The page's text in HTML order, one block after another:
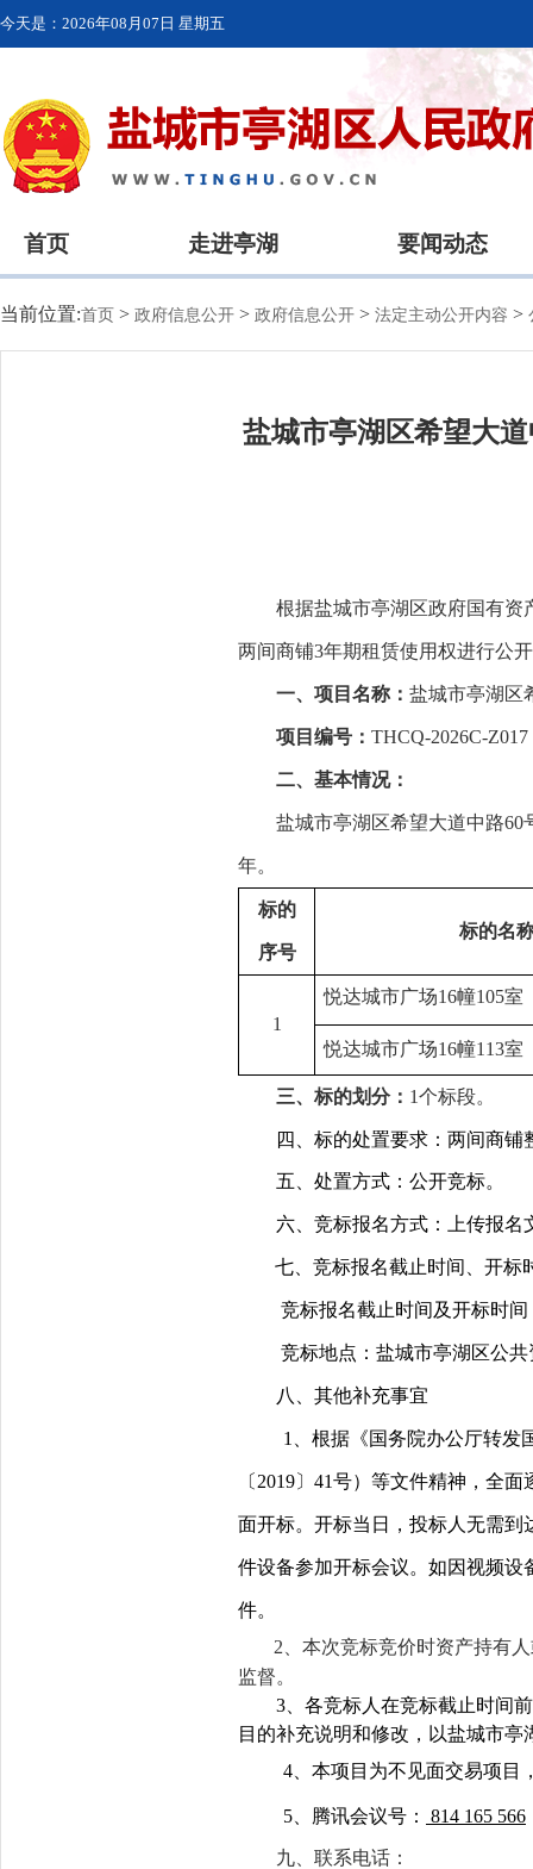
今天是： 2026年08月07日 星期五
首页 走进亭湖 要闻动态
当前位置:首页 > 政府信息公开 > 政府信息公开 > 法定主动公开内容 >
盐城市亭湖区希望大
根据盐城市亭湖区政府国有资
两间商铺3年期租赁使用权进行公
一、项目名称： 盐城市亭湖区
项目编号： THCQ-2026C-Z017
二、基本情况：
盐城市亭湖区希望大道中路60
年。
标的
序号
标的名
1
悦达城市广场16幢105室
悦达城市广场16幢113室
三、标的划分： 1个标段。
四、标的处置要求：两间商铺
五、处置方式：公开竞标。
六、竞标报名方式：上传报名
七、竞标报名截止时间、开标
竞标报名截止时间及开标时
竞标地点：盐城市亭湖区公
八、其他补充事宜
1 、根据《国务院办公厅转
〔2019〕41号）等文件精神，全
面开标。开标当日，投标人无需到
件设备参加开标会议。如因视频
件。
2 、本次竞标竞价时资产持有
监督。
3 、各竞标人在竞标截止时间
目的补充说明和修改，以盐城市
4 、本项目为不见面交易项目
5 、腾讯会议号： 814 165 566
九、联系电话：